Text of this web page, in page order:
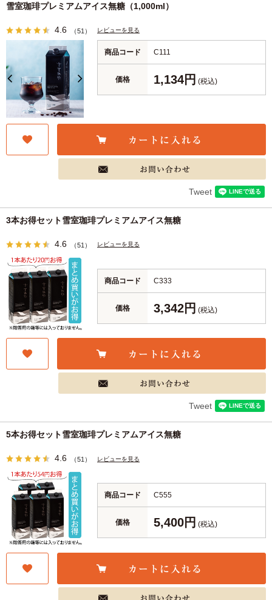
雪室珈琲プレミアムアイス無糖（1,000ml）
4.6 （51） レビューを見る
商品コード C111
価格 1,134円 (税込)
Tweet
3本お得セット雪室珈琲プレミアムアイス無糖
4.6 （51） レビューを見る
商品コード C333
価格 3,342円 (税込)
Tweet
5本お得セット雪室珈琲プレミアムアイス無糖
4.6 （51） レビューを見る
商品コード C555
価格 5,400円 (税込)